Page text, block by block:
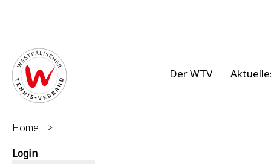
Der WTV
Home
>
Login